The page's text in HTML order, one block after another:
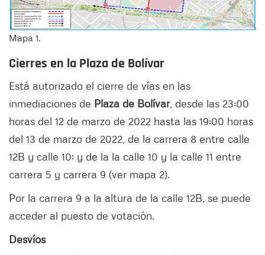
Mapa 1.
Cierres en la Plaza de Bolívar
Está autorizado el cierre de vías en las
inmediaciones de Plaza de Bolívar, desde las 23:00
horas del 12 de marzo de 2022 hasta las 19:00 horas
del 13 de marzo de 2022, de la carrera 8 entre calle
12B y calle 10; y de la la calle 10 y la calle 11 entre
carrera 5 y carrera 9 (ver mapa 2).
Por la carrera 9 a la altura de la calle 12B, se puede
acceder al puesto de votación.
Desvíos